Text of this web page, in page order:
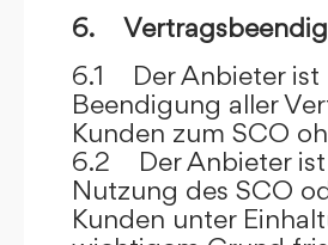
6.
6.1 Der Anbieter ist
Beendigung aller
Kunden zum SCO
6.2 Der Anbieter ist
Nutzung des SCO
Kunden unter